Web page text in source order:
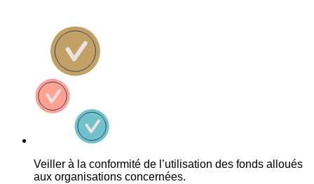
Veiller à la conformité de l’utilisation des fonds alloués
aux organisations concernées.